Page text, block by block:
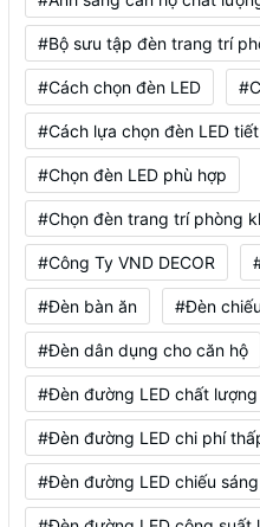
#Bộ sưu tập đèn trang trí
#Cách chọn đèn LED
#Cách lựa chọn đèn LED
#Chọn đèn LED phù hợp
#Chọn đèn trang trí phòng
#Công Ty VND DECOR
#Đèn bàn ăn #Đèn
#Đèn dân dụng cho căn hộ
#Đèn đường LED chất
#Đèn đường LED chi phí
#Đèn đường LED chiếu